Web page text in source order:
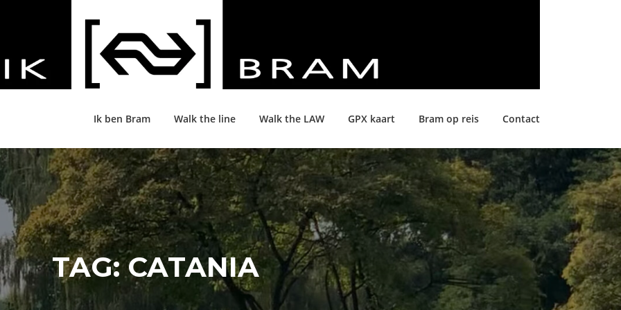
Ik ben Bram Walk the line Walk the LAW GPX kaart Bram op reis Contact
TAG:CATANIA